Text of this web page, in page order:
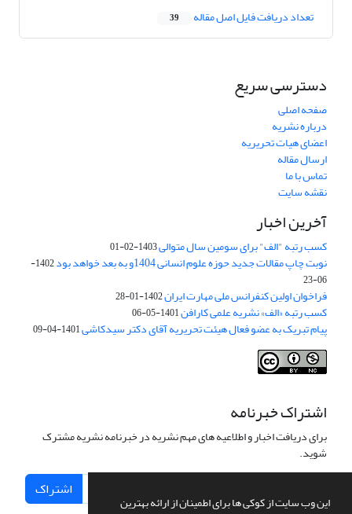
این وب سایت از کوکی ها برای اطمینان از ارائه بهترین
تعداد دریافت فایل اصل مقاله 39
دسترسی سریع
صفحه اصلی
درباره نشریه
اعضای هیات تحریریه
ارسال مقاله
تماس با ما
نقشه سایت
آخرین اخبار
کسب رتبه "الف" برای سومین سال متوالی1403-02-01
نوبت چاپ مقالات جدید حوزه علوم انسانی 1404و به بعد خواهد بود
1402-
06-23
فراخوان اولین کنفرانس ملی مهارت ایران1402-01-28
کسب رتبه «الف» نشریه علمی کارافن1401-05-06
پیام تبریک به عضو فعال هیئت تحریریه آقای دکتر سیدکاشی1401-04-09
اشتراک خبرنامه
برای دریافت اخبار و اطلاعیه های مهم نشریه در خبرنامه نشریه مشترک
شوید.
اشتراک